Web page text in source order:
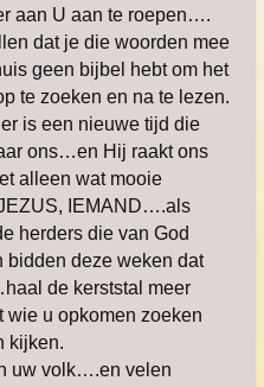
aan U aan te roepen….
dat je die woorden mee
geen bijbel hebt om het
te zoeken en na te lezen.
is een nieuwe tijd die
ons…en Hij raakt ons
alleen wat mooie
IEMAND….als
herders die van God
deze weken dat
de kerststal meer
u opkomen zoeken
kijken.
uw volk….en velen